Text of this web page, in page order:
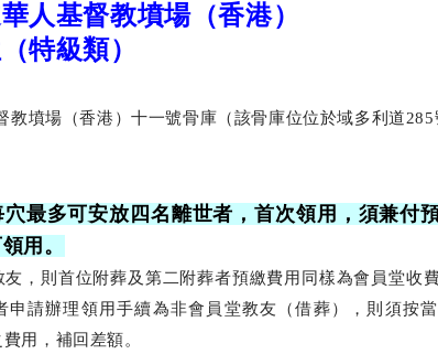
人基督教墳場（香港）
特級類）
教墳場（香港）十一號骨庫（該骨庫位位於域多利道
最多可安放四名離世者，首次領用，須兼付
用。
友，則首位附葬及第二附葬者預繳費用同樣為會員堂收
申請辦理領用手續為非會員堂教友（借葬），則須按
用，補回差額。